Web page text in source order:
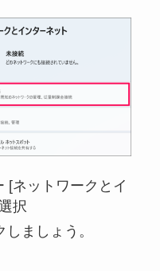
[ネットワークとイ
択
ましょう。